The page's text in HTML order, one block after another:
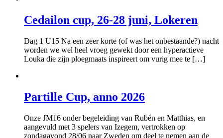
Cedailon cup, 26-28 juni, Lokeren
Dag 1 U15 Na een zeer korte (of was het onbestaande?) nacht
worden we wel heel vroeg gewekt door een hyperactieve
Louka die zijn ploegmaats inspireert om vurig mee te […]
Partille Cup, anno 2026
Onze JM16 onder begeleiding van Rubén en Matthias, en
aangevuld met 3 spelers van Izegem, vertrokken op
zondagavond 28/06 naar Zweden om deel te nemen aan de